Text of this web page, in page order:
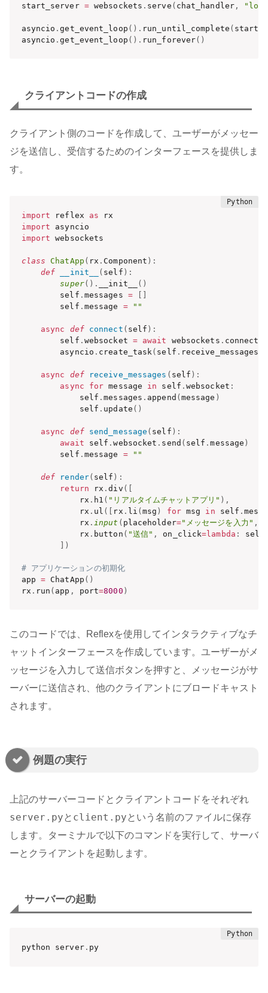
start_server = websockets . serve ( chat_handler,
asyncio .get_event_loop ( ) . run_until_complete (
asyncio .get_event_loop ( ) . run_forever( )
クライアントコードの作成
クライアント側のコードを作成して、ユーザーがメッセー
ジを送信し、受信するためのインターフェースを提供しま
す。
import reflex as
import
import websockets
class ChatApp ( rx . Component ) :
def
__init__ ( self ) :
super( ) . __init__ ( )
        self
. messages = [ ]
        self
. message = ""
async def connect ( self ) :
        self
. websocket = await websockets . connect
        asyncio
. create_task ( self . receive_messages
async def receive_messages ( self ) :
async
for message in self . websocket :
            self
.messages . append (message )
            self
. update ( )
async def send_message ( self ) :
await self .websocket . send ( self .message )
        self
. message = ""
def render( self ) :
return rx .div ( [
            rx
. h1 ( "リアルタイムチャットアプリ" ) ,
            rx
. ul ( [ rx . li (msg ) for msg in self .
            rx
. input ( placeholder="メッセージを入力" ,
            rx
. button ( "送信" , on_click=lambda : self
] )
# アプリケーションの初期化
app = ChatApp ( )
rx . run ( app , port=8000 )
このコードでは、Reflexを使用してインタラクティブなチ
ャットインターフェースを作成しています。ユーザーがメ
ッセージを入力して送信ボタンを押すと、メッセージがサ
ーバーに送信され、他のクライアントにブロードキャスト
されます。
例題の実行
上記のサーバーコードとクライアントコードをそれぞれ
server.py と client.py という名前のファイルに保存
します。ターミナルで以下のコマンドを実行して、サーバ
ーとクライアントを起動します。
サーバーの起動
python server. py